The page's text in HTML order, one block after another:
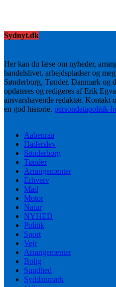
Sydnyt.dk
Her kan du læse om nyheder,
handelslivet, arbejdspladser og
Sønderborg, Tønder, Danmark og
opdateres og redigeres af Erik
ansvarshavende redaktør. Kontakt
en god historie. persondatapolitik-
Aabenraa
Haderslev
Sønderborg
Tønder
Arrangementer
Erhverv
Mad
Motor
Natur
NYHED
Politik
Sport
Vejr
Arrangementer
Bolig
Sundhed
Syddanmark